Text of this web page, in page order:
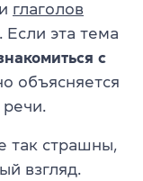
глаголов
. Если эта тема
с
объясняется
так страшны,
взгляд.